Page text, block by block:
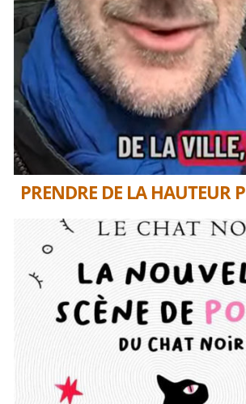
PRENDRE DE LA HAUTEUR